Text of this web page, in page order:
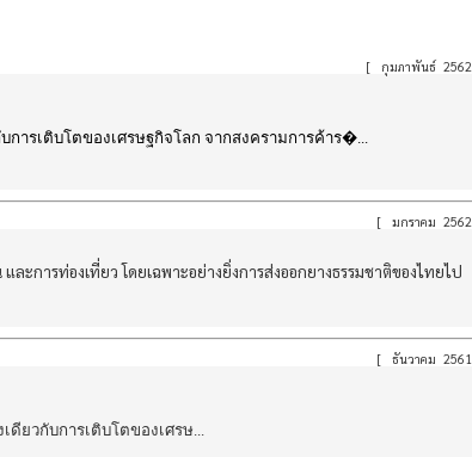
[ กุมภาพันธ์ 2562
ารเติบโตของเศรษฐกิจโลก จากสงครามการค้าร�...
[ มกราคม 2562
การท่องเที่ยว โดยเฉพาะอย่างยิ่งการส่งออกยางธรรมชาติของไทยไป
[ ธันวาคม 2561
ยวกับการเติบโตของเศรษ...